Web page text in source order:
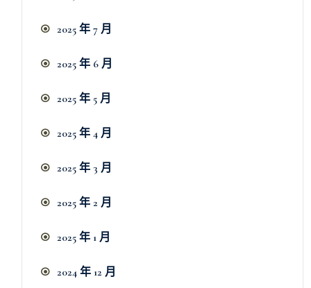
2025 年 7 月
2025 年 6 月
2025 年 5 月
2025 年 4 月
2025 年 3 月
2025 年 2 月
2025 年 1 月
2024 年 12 月